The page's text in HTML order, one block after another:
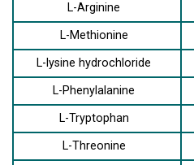
L-Arginine
L-Methionine
L-lysine hydrochloride
L-Phenylalanine
L-Tryptophan
L-Threonine